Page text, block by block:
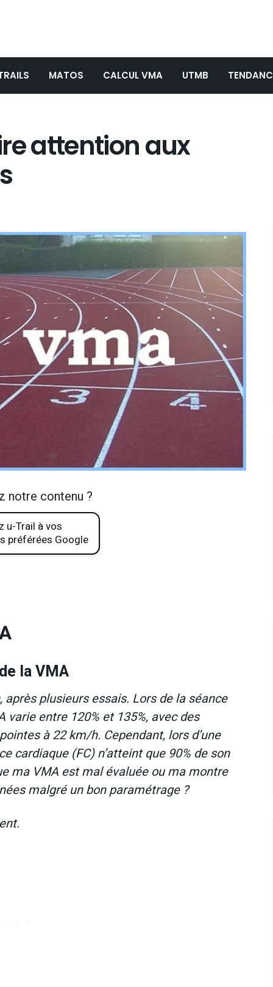
MATOS CALCUL VMA UTMB
attention aux
notre contenu ?
u-Trail à vos
préférées Google
la VMA
plusieurs essais. Lors de la séance
varie entre 120% et 135%, avec des
à 22 km/h. Cependant, lors d’une
cardiaque (FC) n’atteint que 90% de son
ma VMA est mal évaluée ou ma montre
malgré un bon paramétrage ?